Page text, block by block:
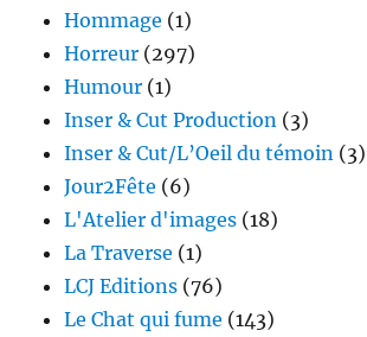
Hommage (1)
Horreur (297)
Humour (1)
Inser & Cut Production (3)
Inser & Cut/L’Oeil du témoin (3)
Jour2Fête (6)
L'Atelier d'images (18)
La Traverse (1)
LCJ Editions (76)
Le Chat qui fume (143)